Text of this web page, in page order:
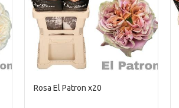
Rosa El Patron x20